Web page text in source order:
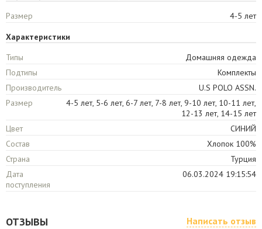
Размер
4-5 лет
Характеристики
Типы
Домашняя одежда
Подтипы
Комплекты
Производитель
U.S POLO ASSN.
Размер
4-5 лет, 5-6 лет, 6-7 лет, 7-8 лет, 9-10 лет, 10-11 лет,
12-13 лет, 14-15 лет
Цвет
СИНИЙ
Состав
Хлопок 100%
Страна
Турция
Дата
поступления
06.03.2024 19:15:54
ОТЗЫВЫ Написать отзыв